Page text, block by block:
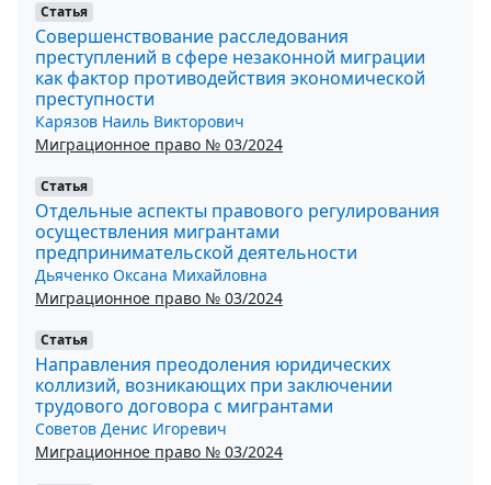
Статья
Совершенствование расследования
преступлений в сфере незаконной миграции
как фактор противодействия экономической
преступности
Карязов Наиль Викторович
Миграционное право № 03/2024
Статья
Отдельные аспекты правового регулирования
осуществления мигрантами
предпринимательской деятельности
Дьяченко Оксана Михайловна
Миграционное право № 03/2024
Статья
Направления преодоления юридических
коллизий, возникающих при заключении
трудового договора с мигрантами
Советов Денис Игоревич
Миграционное право № 03/2024